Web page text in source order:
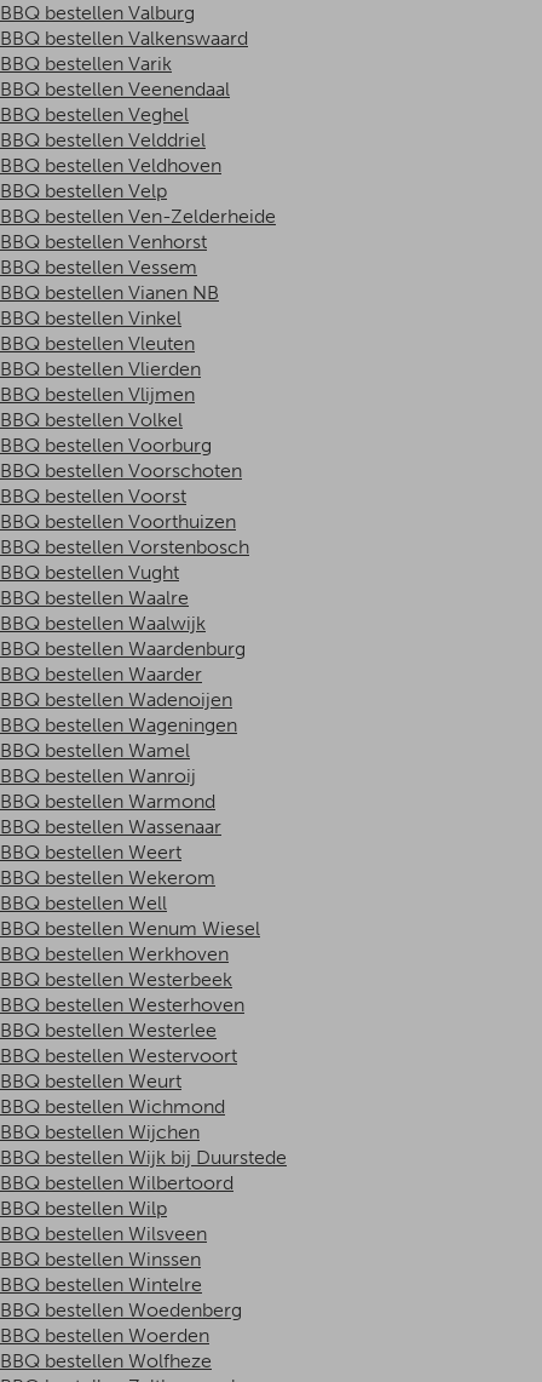
BBQ bestellen Valburg
BBQ bestellen Valkenswaard
BBQ bestellen Varik
BBQ bestellen Veenendaal
BBQ bestellen Veghel
BBQ bestellen Velddriel
BBQ bestellen Veldhoven
BBQ bestellen Velp
BBQ bestellen Ven-Zelderheide
BBQ bestellen Venhorst
BBQ bestellen Vessem
BBQ bestellen Vianen NB
BBQ bestellen Vinkel
BBQ bestellen Vleuten
BBQ bestellen Vlierden
BBQ bestellen Vlijmen
BBQ bestellen Volkel
BBQ bestellen Voorburg
BBQ bestellen Voorschoten
BBQ bestellen Voorst
BBQ bestellen Voorthuizen
BBQ bestellen Vorstenbosch
BBQ bestellen Vught
BBQ bestellen Waalre
BBQ bestellen Waalwijk
BBQ bestellen Waardenburg
BBQ bestellen Waarder
BBQ bestellen Wadenoijen
BBQ bestellen Wageningen
BBQ bestellen Wamel
BBQ bestellen Wanroij
BBQ bestellen Warmond
BBQ bestellen Wassenaar
BBQ bestellen Weert
BBQ bestellen Wekerom
BBQ bestellen Well
BBQ bestellen Wenum Wiesel
BBQ bestellen Werkhoven
BBQ bestellen Westerbeek
BBQ bestellen Westerhoven
BBQ bestellen Westerlee
BBQ bestellen Westervoort
BBQ bestellen Weurt
BBQ bestellen Wichmond
BBQ bestellen Wijchen
BBQ bestellen Wijk bij Duurstede
BBQ bestellen Wilbertoord
BBQ bestellen Wilp
BBQ bestellen Wilsveen
BBQ bestellen Winssen
BBQ bestellen Wintelre
BBQ bestellen Woedenberg
BBQ bestellen Woerden
BBQ bestellen Wolfheze